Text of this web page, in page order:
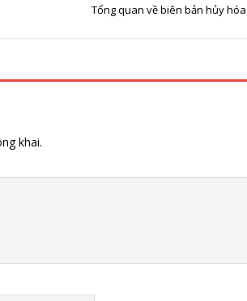
Tổng quan về biên bản hủy
khai.